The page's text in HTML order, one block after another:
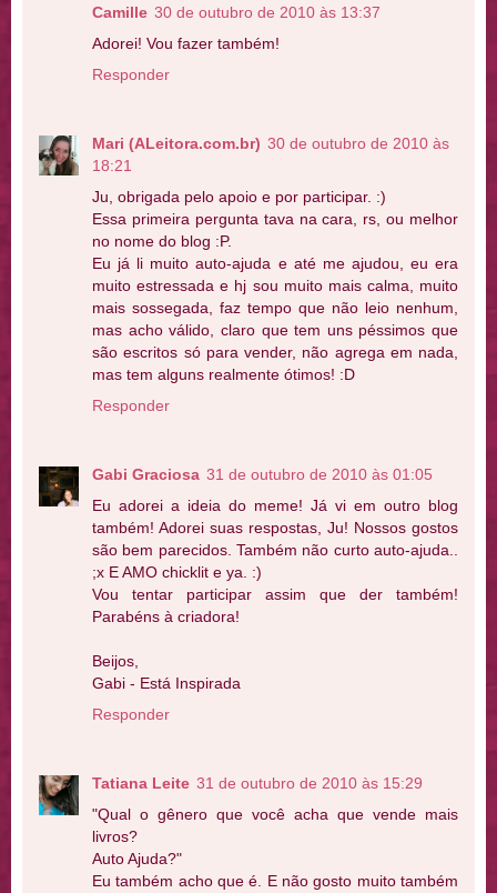
Camille 30 de outubro de 2010 às 13:37
Adorei! Vou fazer também!
Responder
Mari (ALeitora.com.br) 30 de outubro de 2010 às
18:21
Ju, obrigada pelo apoio e por participar. :)
Essa primeira pergunta tava na cara, rs, ou melhor
no nome do blog :P.
Eu já li muito auto-ajuda e até me ajudou, eu era
muito estressada e hj sou muito mais calma, muito
mais sossegada, faz tempo que não leio nenhum,
mas acho válido, claro que tem uns péssimos que
são escritos só para vender, não agrega em nada,
mas tem alguns realmente ótimos! :D
Responder
Gabi Graciosa 31 de outubro de 2010 às 01:05
Eu adorei a ideia do meme! Já vi em outro blog
também! Adorei suas respostas, Ju! Nossos gostos
são bem parecidos. Também não curto auto-ajuda..
;x E AMO chicklit e ya. :)
Vou tentar participar assim que der também!
Parabéns à criadora!
Beijos,
Gabi - Está Inspirada
Responder
Tatiana Leite 31 de outubro de 2010 às 15:29
"Qual o gênero que você acha que vende mais
livros?
Auto Ajuda?"
Eu também acho que é. E não gosto muito também